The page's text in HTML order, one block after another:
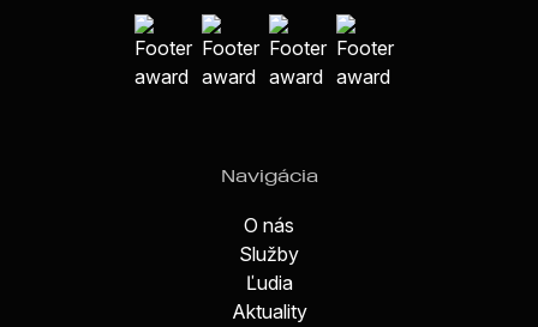
Navigácia
O nás
Služby
Ľudia
Aktuality